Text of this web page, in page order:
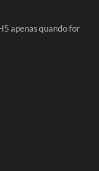
apenas quando for